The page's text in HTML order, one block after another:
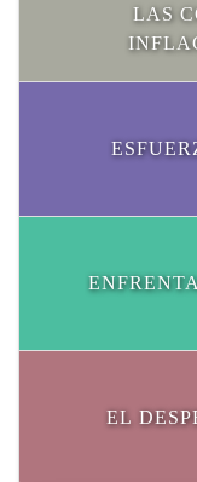
LAS
EL